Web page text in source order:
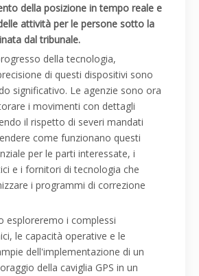
della posizione in tempo reale e
attività per le persone sotto la
dal tribunale.
della tecnologia,
di questi dispositivi sono
significativo. Le agenzie sono ora
i movimenti con dettagli
il rispetto di severi mandati
come funzionano questi
per le parti interessate, i
e i fornitori di tecnologia che
i programmi di correzione
esploreremo i complessi
le capacità operative e le
dell'implementazione di un
della caviglia GPS in un